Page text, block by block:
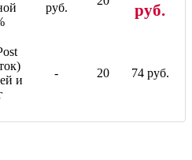
руб.
руб.
и
- 20 74 руб.